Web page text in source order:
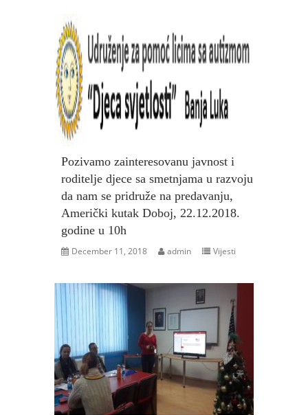
Pozivamo zainteresovanu javnost i
roditelje djece sa smetnjama u razvoju
da nam se pridruže na predavanju,
Američki kutak Doboj, 22.12.2018.
godine u 10h
December 11, 2018 admin Vijesti